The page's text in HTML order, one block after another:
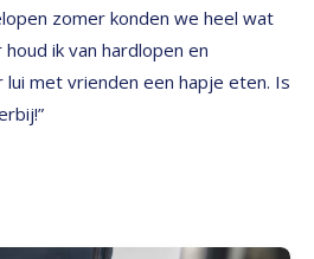
zomer konden we heel wat
ik van hardlopen en
lui met vrienden een hapje eten. Is